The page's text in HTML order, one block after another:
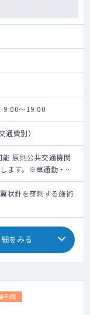
9:00～19:00
費別）
能 原則公共交通機関
ます。※車通勤・タ
状針を穿刺する施術
をみる
不問